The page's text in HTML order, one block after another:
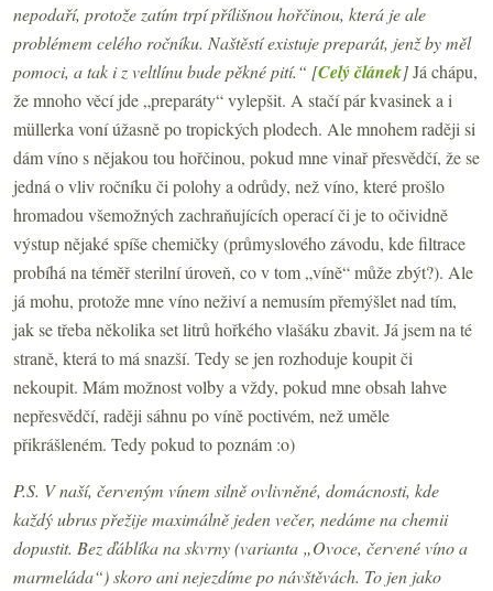
nepodaří, protože zatím trpí přílišnou hořčinou, která je ale
problémem celého ročníku. Naštěstí existuje preparát, jenž by měl
pomoci, a tak i z veltlínu bude pěkné pití.“ [Celý článek]Já chápu,
že mnoho věcí jde „preparáty“ vylepšit. A stačí pár kvasinek a i
müllerka voní úžasně po tropických plodech. Ale mnohem raději si
dám víno s nějakou tou hořčinou, pokud mne vinař přesvědčí, že se
jedná o vliv ročníku či polohy a odrůdy, než víno, které prošlo
hromadou všemožných zachraňujících operací či je to očividně
výstup nějaké spíše chemičky (průmyslového závodu, kde filtrace
probíhá na téměř sterilní úroveň, co v tom „víně“ může zbýt?). Ale
já mohu, protože mne víno neživí a nemusím přemýšlet nad tím,
jak se třeba několika set litrů hořkého vlašáku zbavit. Já jsem na té
straně, která to má snazší. Tedy se jen rozhoduje koupit či
nekoupit. Mám možnost volby a vždy, pokud mne obsah lahve
nepřesvědčí, raději sáhnu po víně poctivém, než uměle
přikrášleném. Tedy pokud to poznám :o)
P.S. V naší, červeným vínem silně ovlivněné, domácnosti, kde
každý ubrus přežije maximálně jeden večer, nedáme na chemii
dopustit. Bez ďáblíka na skvrny (varianta „Ovoce, červené víno a
marmeláda“) skoro ani nejezdíme po návštěvách. To jen jako